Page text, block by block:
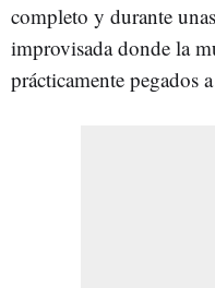
completo y durante
improvisada donde la
prácticamente pegados